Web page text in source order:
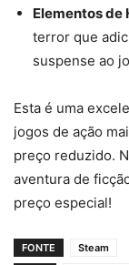
Elementos de
terror que
suspense ao
Esta é uma
jogos de ação
preço reduzido.
aventura de
preço especial!
FONTE
Steam